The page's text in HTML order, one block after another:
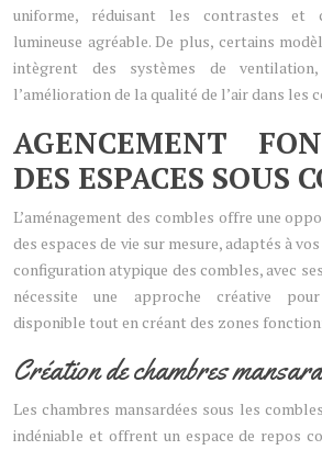
uniforme, réduisant les contrastes et
lumineuse agréable. De plus, certains
intègrent des systèmes de
l’amélioration de la qualité de l’air dans les
AGENCEMENT
DES ESPACES SOUS
L’aménagement des combles offre une
des espaces de vie sur mesure, adaptés à
configuration atypique des combles, avec
nécessite une approche créative pour
disponible tout en créant des zones
Création de chambres
Les chambres mansardées sous les
indéniable et offrent un espace de repos